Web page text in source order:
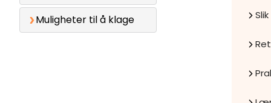
Muligheter til å klage